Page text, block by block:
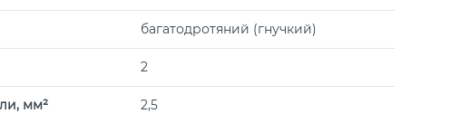
багатодротяний (гнучкий)
2
мм² 2,5